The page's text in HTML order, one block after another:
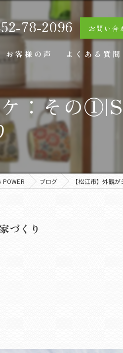
78-2096 お問い合
お客様の声 よくある質問
ケ：その
POWER ブログ 【松江市】外観
づくり